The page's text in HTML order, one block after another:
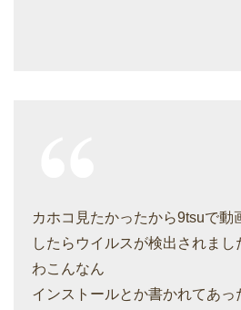
カホコ見たかったから9tsuで動
したらウイルスが検出されま
わこんなん
インストールとか書かれてあっ